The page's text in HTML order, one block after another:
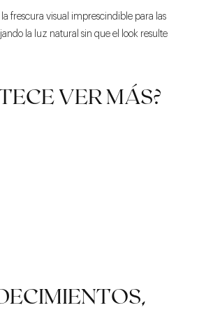
frescura visual imprescindible para las
la luz natural sin que el look resulte
VER MÁS?